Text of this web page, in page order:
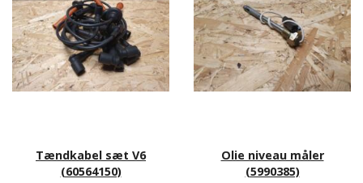
Tændkabel sæt V6
(60564150)
Olie niveau måler
(5990385)